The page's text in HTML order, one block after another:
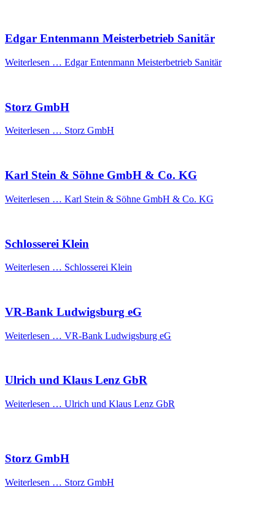
Edgar Entenmann Meisterbetrieb Sanitär
Weiterlesen … Edgar Entenmann Meisterbetrieb Sanitär
Storz GmbH
Weiterlesen … Storz GmbH
Karl Stein & Söhne GmbH & Co. KG
Weiterlesen … Karl Stein & Söhne GmbH & Co. KG
Schlosserei Klein
Weiterlesen … Schlosserei Klein
VR-Bank Ludwigsburg eG
Weiterlesen … VR-Bank Ludwigsburg eG
Ulrich und Klaus Lenz GbR
Weiterlesen … Ulrich und Klaus Lenz GbR
Storz GmbH
Weiterlesen … Storz GmbH